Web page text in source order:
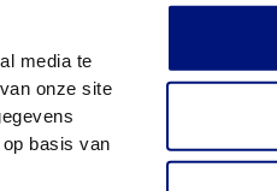
media te
onze site
basis van
Blessurewijzer.nl
Nieuws
Innovatie & Onderzoek
Livit Zorgprofessionals